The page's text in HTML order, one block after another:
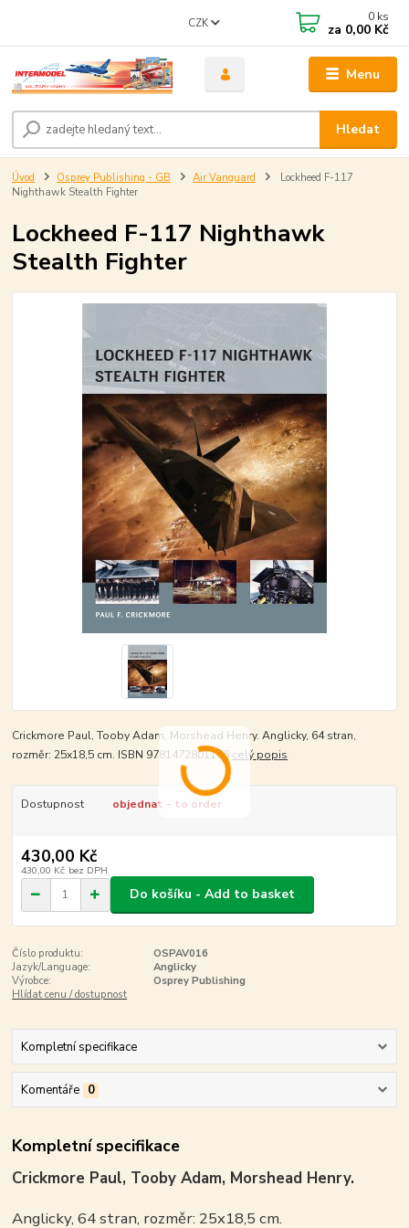
Menu
CZK
Hledat
0 ks
za 0,00 Kč
Úvod Osprey Publishing - GB Air Vanguard
Lockheed F-117
Nighthawk Stealth Fighter
Lockheed F-117 Nighthawk
Stealth Fighter
Crickmore Paul, Tooby Adam, Morshead Henry. Anglicky, 64 stran,
rozměr: 25x18,5 cm. ISBN 9781472801166 celý popis
Dostupnost objednat - to order
430,00 Kč
430,00 Kč bez DPH
Do košíku - Add to basket
Číslo produktu:
OSPAV016
Jazyk/Language:
Anglicky
Výrobce:
Osprey Publishing
Hlídat cenu / dostupnost
Kompletní specifikace
Komentáře 0
Kompletní specifikace
Crickmore Paul, Tooby Adam, Morshead Henry.
Anglicky, 64 stran, rozměr: 25x18,5 cm.